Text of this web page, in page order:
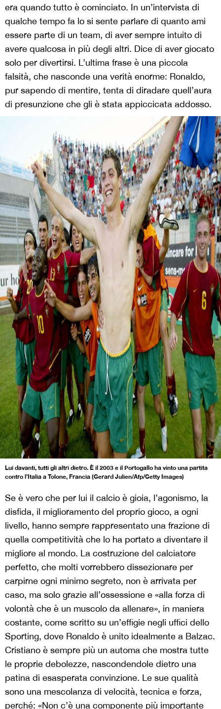
era quando tutto è cominciato. In un’intervista di
qualche tempo fa lo si sente parlare di quanto ami
essere parte di un team, di aver sempre intuito di
avere qualcosa in più degli altri. Dice di aver giocato
solo per divertirsi. L’ultima frase è una piccola
falsità, che nasconde una verità enorme: Ronaldo,
pur sapendo di mentire, tenta di diradare quell’aura
di presunzione che gli è stata appiccicata addosso.
Lui davanti, tutti gli altri dietro. È il 2003 e il Portogallo ha vinto una partita
contro l’Italia a Tolone, Francia (Gerard Julien/Afp/Getty Images)
Se è vero che per lui il calcio è gioia, l’agonismo, la
disfida, il miglioramento del proprio gioco, a ogni
livello, hanno sempre rappresentato una frazione di
quella competitività che lo ha portato a diventare il
migliore al mondo. La costruzione del calciatore
perfetto, che molti vorrebbero dissezionare per
carpirne ogni minimo segreto, non è arrivata per
caso, ma solo grazie all’ossessione e «alla forza di
volontà che è un muscolo da allenare», in maniera
costante, come scritto su un’effigie negli uffici dello
Sporting, dove Ronaldo è unito idealmente a Balzac.
Cristiano è sempre più un automa che mostra tutte
le proprie debolezze, nascondendole dietro una
patina di esasperata convinzione. Le sue qualità
sono una mescolanza di velocità, tecnica e forza,
perché: «Non c’è una componente più importante